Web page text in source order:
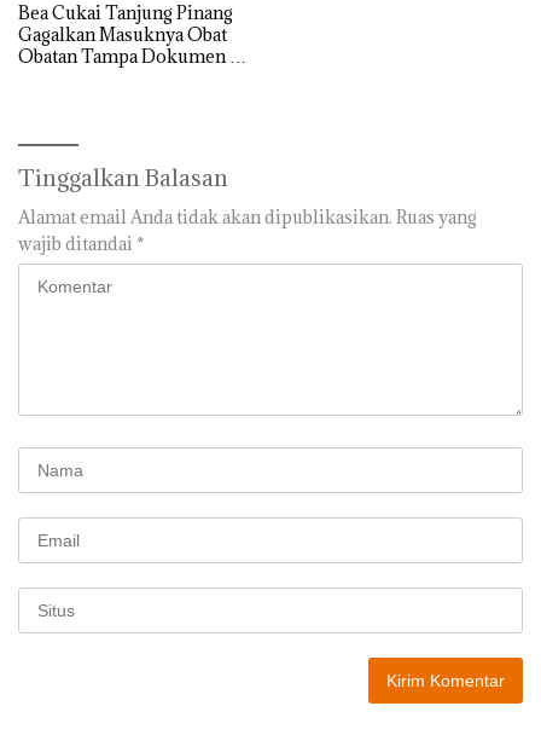
Bea Cukai Tanjung Pinang
Gagalkan Masuknya Obat
Obatan Tampa Dokumen Ke
Tinggalkan Balasan
Alamat email Anda tidak akan dipublikasikan. Ruas yang
wajib ditandai *